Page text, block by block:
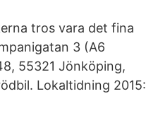
tros vara det fina
3 (A6
55321 Jönköping,
Lokaltidning 2015: